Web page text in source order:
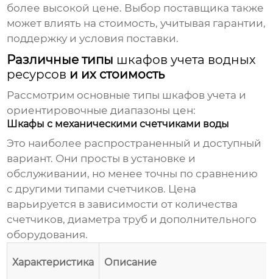
более высокой цене. Выбор поставщика также
может влиять на стоимость, учитывая гарантии,
поддержку и условия поставки.
Различные типы шкафов учета водных
ресурсов и их стоимость
Рассмотрим основные типы шкафов учета и
ориентировочные диапазоны цен:
Шкафы с механическими счетчиками воды
Это наиболее распространенный и доступный
вариант. Они просты в установке и
обслуживании, но менее точны по сравнению
с другими типами счетчиков. Цена
варьируется в зависимости от количества
счетчиков, диаметра труб и дополнительного
оборудования.
Характеристика Описание